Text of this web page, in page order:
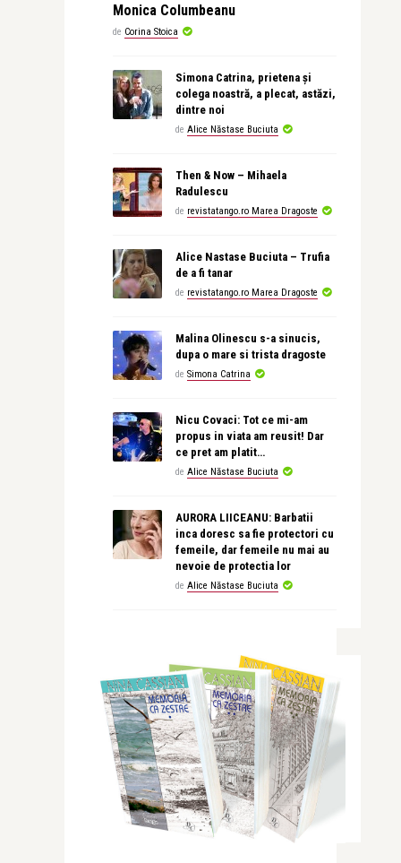
Monica Columbeanu
de Corina Stoica
Simona Catrina, prietena și
colega noastră, a plecat, astăzi,
dintre noi
de Alice Năstase Buciuta
Then & Now – Mihaela
Radulescu
de revistatango.ro Marea Dragoste
Alice Nastase Buciuta – Trufia
de a fi tanar
de revistatango.ro Marea Dragoste
Malina Olinescu s-a sinucis,
dupa o mare si trista dragoste
de Simona Catrina
Nicu Covaci: Tot ce mi-am
propus in viata am reusit! Dar
ce pret am platit…
de Alice Năstase Buciuta
AURORA LIICEANU: Barbatii
inca doresc sa fie protectori cu
femeile, dar femeile nu mai au
nevoie de protectia lor
de Alice Năstase Buciuta